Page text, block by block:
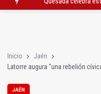
Inicio
Jaén
Latorre augura "una rebelión
JAÉN